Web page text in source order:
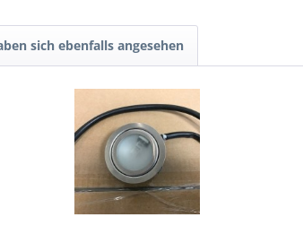
sich ebenfalls angesehen